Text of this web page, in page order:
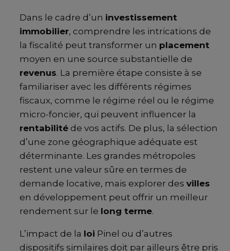
Dans le cadre d’un investissement
immobilier, comprendre les intrications de
la fiscalité peut transformer un placement
moyen en une source substantielle de
revenus. La première étape consiste à se
familiariser avec les différents régimes
fiscaux, comme le régime réel ou le régime
micro-foncier, qui peuvent influencer la
rentabilité de vos actifs. De plus, la sélection
d’une zone géographique adéquate est
déterminante. Les grandes métropoles
restent une valeur sûre en termes de
demande locative, mais explorer des villes
en développement peut offrir un meilleur
rendement sur le long terme.
L’impact de la loi Pinel ou d’autres
dispositifs similaires doit par ailleurs être pris